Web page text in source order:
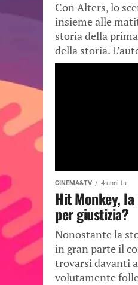
Con Alters, lo
insieme alle
storia della
della storia.
CINEMA&TV 4 anni fa
Hit Monkey,
per giustizia?
Nonostante la
in gran parte il
trovarsi davanti
volutamente